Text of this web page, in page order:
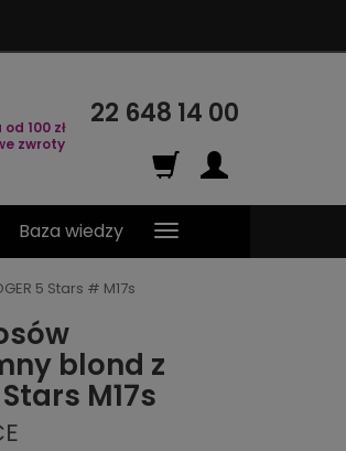
100 zł
zwroty
22 648 14 00
Baza wiedzy
5 Stars # M17s
blond z
M17s